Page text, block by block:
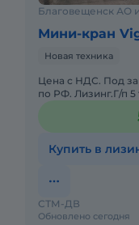
Благовещенск АО
Мини-кран
Новая техника
Цена с НДС. Под
по РФ. Лизинг.Г/п 5
Купить в
Обновлено сегодня
СТМ-ДВ